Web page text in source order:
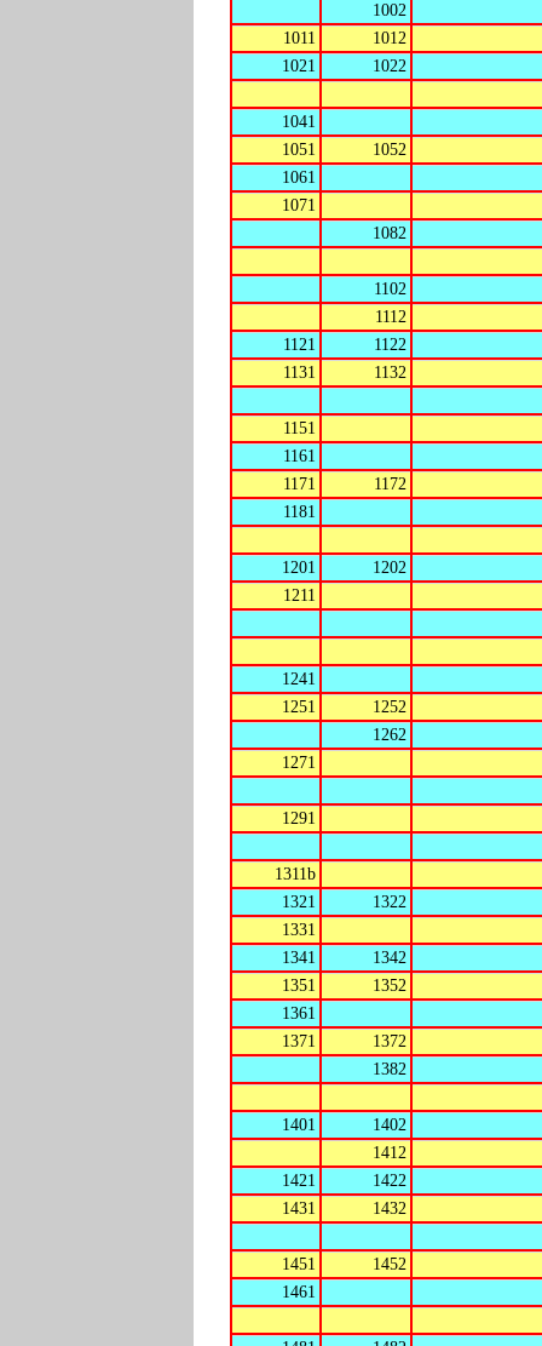
1002
1011
1012
1021
1022
1041
1051
1052
1061
1071
1082
1102
1112
1121
1122
1131
1132
1151
1161
1171
1172
1181
1201
1202
1211
1241
1251
1252
1262
1271
1291
1311b
1321
1322
1331
1341
1342
1351
1352
1361
1371
1372
1382
1401
1402
1412
1421
1422
1431
1432
1451
1452
1461